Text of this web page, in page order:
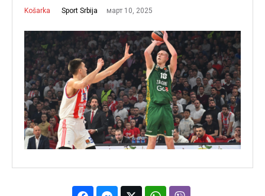
Košarka Sport Srbija март 10, 2025